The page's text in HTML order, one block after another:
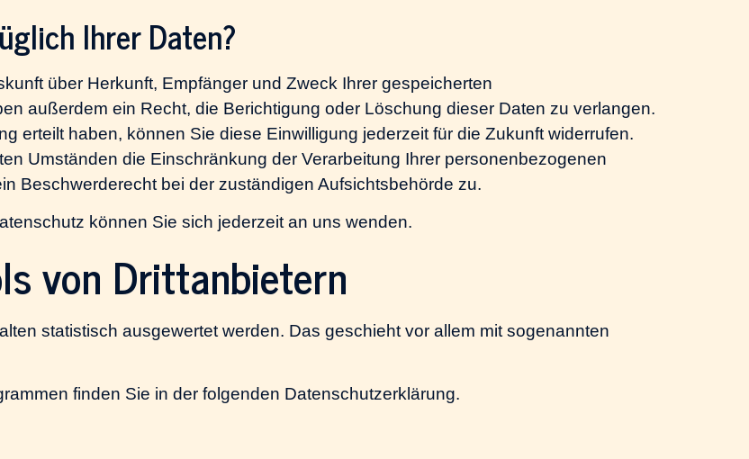
Ihrer Daten?
über Herkunft, Empfänger und Zweck Ihrer gespeicherten
außerdem ein Recht, die Berichtigung oder Löschung dieser Daten zu verlangen.
erteilt haben, können Sie diese Einwilligung jederzeit für die Zukunft widerrufen.
Umständen die Einschränkung der Verarbeitung Ihrer personenbezogenen
Beschwerderecht bei der zuständigen Aufsichtsbehörde zu.
können Sie sich jederzeit an uns wenden.
von Dritt­anbietern
statistisch ausgewertet werden. Das geschieht vor allem mit sogenannten
finden Sie in der folgenden Datenschutzerklärung.